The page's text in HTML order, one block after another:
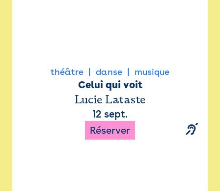
théâtre danse musique
Celui qui voit
Lucie Lataste
12 sept.
Réserver